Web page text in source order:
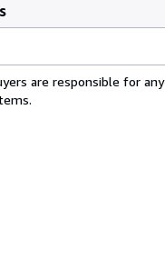
are responsible for any